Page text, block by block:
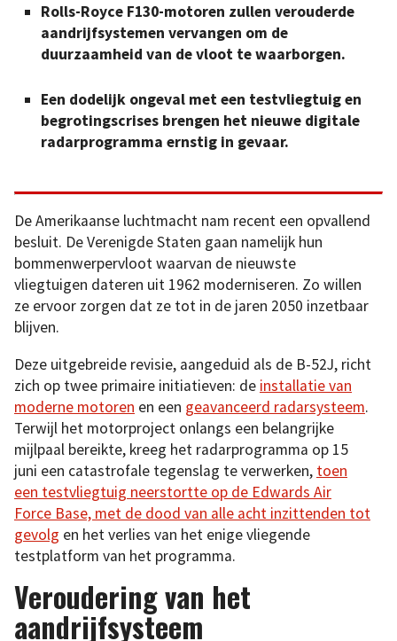
Rolls-Royce F130-motoren zullen verouderde
aandrijfsystemen vervangen om de
duurzaamheid van de vloot te waarborgen.
Een dodelijk ongeval met een testvliegtuig en
begrotingscrises brengen het nieuwe digitale
radarprogramma ernstig in gevaar.
De Amerikaanse luchtmacht nam recent een opvallend
besluit. De Verenigde Staten gaan namelijk hun
bommenwerpervloot waarvan de nieuwste
vliegtuigen dateren uit 1962 moderniseren. Zo willen
ze ervoor zorgen dat ze tot in de jaren 2050 inzetbaar
blijven.
Deze uitgebreide revisie, aangeduid als de B-52J, richt
zich op twee primaire initiatieven: de installatie van
moderne motoren en een geavanceerd radarsysteem.
Terwijl het motorproject onlangs een belangrijke
mijlpaal bereikte, kreeg het radarprogramma op 15
juni een catastrofale tegenslag te verwerken, toen
een testvliegtuig neerstortte op de Edwards Air
Force Base, met de dood van alle acht inzittenden tot
gevolg en het verlies van het enige vliegende
testplatform van het programma.
Veroudering van het
aandrijfsysteem